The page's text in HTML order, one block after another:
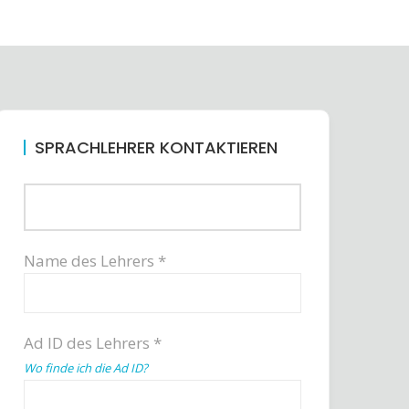
SPRACHLEHRER KONTAKTIEREN
Name des Lehrers *
Ad ID des Lehrers *
Wo finde ich die Ad ID?